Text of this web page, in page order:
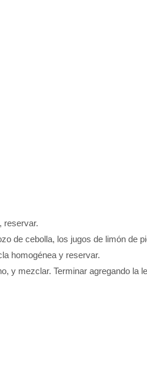
reservar.
de cebolla, los jugos de limón de
homogénea y reservar.
y mezclar. Terminar agregando la